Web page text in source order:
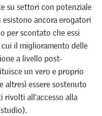
su settori con potenziale
ancora erogatori
per scontato che essi
cui il miglioramento delle
a livello post-
un vero e proprio
essere sostenuto
all’accesso alla